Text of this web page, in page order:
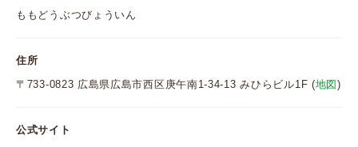
ももどうぶつびょういん
住所
〒733-0823 広島県広島市西区庚午南1-34-13 みひらビル1F (地図)
公式サイト